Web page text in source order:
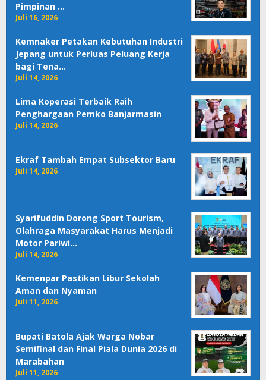
Pimpinan …
Juli 16, 2026
Kemnaker Petakan Kebutuhan Industri
Jepang untuk Perluas Peluang Kerja
bagi Tena…
Juli 14, 2026
Lima Koperasi Terbaik Raih
Penghargaan Pemko Banjarmasin
Juli 14, 2026
Ekraf Tambah Empat Subsektor Baru
Juli 14, 2026
Syarifuddin Dorong Sport Tourism,
Olahraga Masyarakat Harus Menjadi
Motor Pariwi…
Juli 14, 2026
Kemenpar Pastikan Libur Sekolah
Aman dan Nyaman
Juli 11, 2026
Bupati Batola Ajak Warga Nobar
Semifinal dan Final Piala Dunia 2026 di
Marabahan
Juli 11, 2026